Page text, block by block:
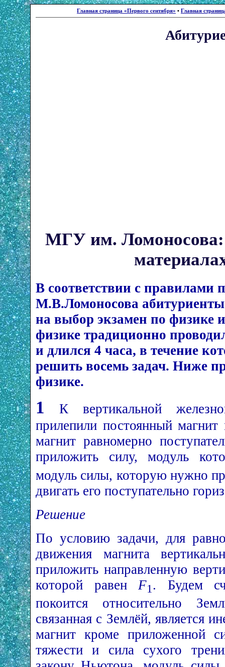
Главная страница «Первого сентября» • Главная
МГУ им. Ломоносова:
В соответствии с
М.В.Ломоносова
на выбор экзамен по физике
физике традиционно
и длился 4 часа, в течение
решить восемь задач. Ниже
физике.
1 К вертикальной
прилепили постоянный
магнит равномерно
приложить силу, модуль
модуль силы, которую нужно
двигать его поступательно
Решение
По условию задачи, для
движения магнита
приложить направленную
которой равен F1. Будем
покоится относительно
связанная с Землёй, является
магнит кроме приложенной
тяжести и сила сухого